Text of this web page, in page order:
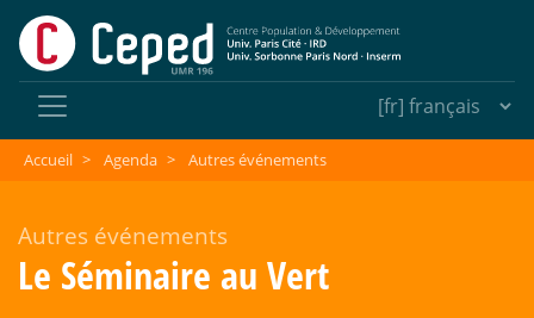
Accueil > Agenda > Autres événements
Autres événements
Le Séminaire au Vert